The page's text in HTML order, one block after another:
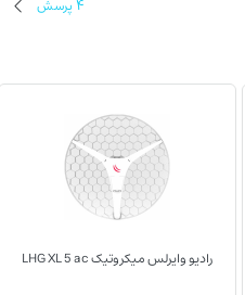
4پرسش
رادیو وایرلس میکروتیک LHG XL 5 ac